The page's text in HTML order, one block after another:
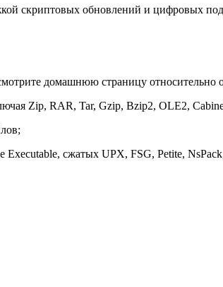
скриптовых обновлений и цифровых
домашнюю страницу относительно
Zip, RAR, Tar, Gzip, Bzip2, OLE2,
сжатых UPX, FSG, Petite,